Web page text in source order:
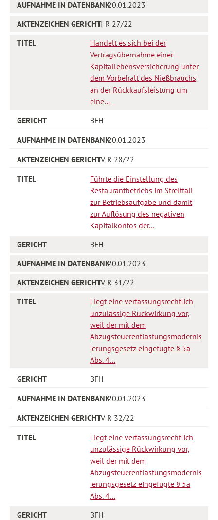
20.01.2023
II R 27/22
Handelt es sich bei der
Vertragsübernahme einer
Kapitallebensversicherung unter
dem Vorbehalt des Nießbrauchs
an der Rückkaufsleistung um
eine…
BFH
20.01.2023
IV R 28/22
Führte die Einstellung des
Restaurantbetriebs im Streitfall
zur Betriebsaufgabe und damit
zur Auflösung des negativen
Kapitalkontos der…
BFH
20.01.2023
IV R 31/22
Liegt eine verfassungsrechtlich
unzulässige Rückwirkung vor,
weil der mit dem
Abzugsteuerentlastungsmodernis
ierungsgesetz eingefügte § 5a
Abs. 4…
BFH
20.01.2023
IV R 32/22
Liegt eine verfassungsrechtlich
unzulässige Rückwirkung vor,
weil der mit dem
Abzugsteuerentlastungsmodernis
ierungsgesetz eingefügte § 5a
Abs. 4…
BFH